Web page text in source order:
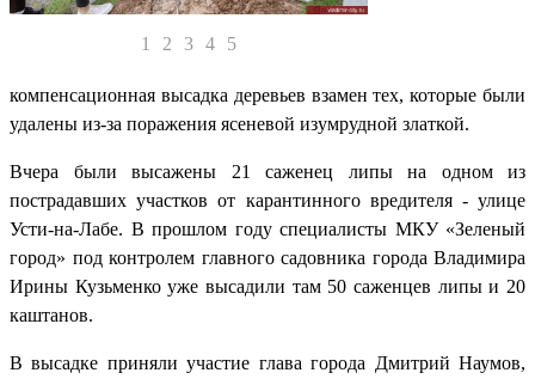
1 2 3 4 5
компенсационная высадка деревьев взамен тех, которые были
удалены из-за поражения ясеневой изумрудной златкой.
Вчера были высажены 21 саженец липы на одном из
пострадавших участков от карантинного вредителя - улице
Усти-на-Лабе. В прошлом году специалисты МКУ «Зеленый
город» под контролем главного садовника города Владимира
Ирины Кузьменко уже высадили там 50 саженцев липы и 20
каштанов.
В высадке приняли участие глава города Дмитрий Наумов,